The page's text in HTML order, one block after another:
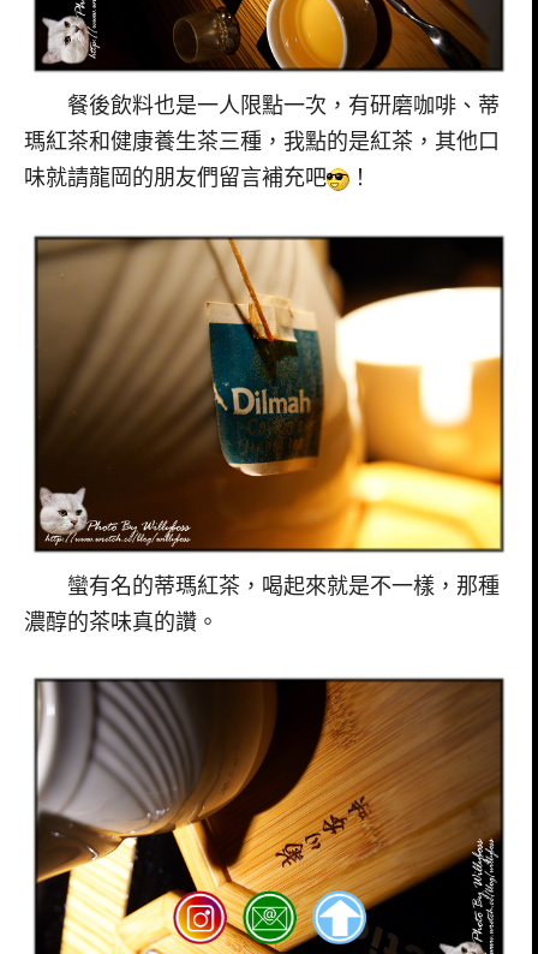
餐後飲料也是一人限點一次，有研磨咖啡、蒂
瑪紅茶和健康養生茶三種，我點的是紅茶，其他口
味就請龍岡的朋友們留言補充吧
！
蠻有名的蒂瑪紅茶，喝起來就是不一樣，那種
濃醇的茶味真的讚。